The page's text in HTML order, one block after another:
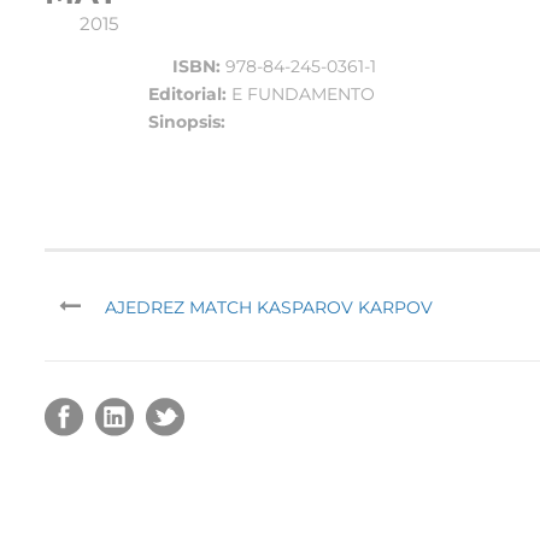
2015
ISBN: 978-84-245-0361-1
Editorial: E FUNDAMENTO
Sinopsis:
AJEDREZ MATCH KASPAROV KARPOV